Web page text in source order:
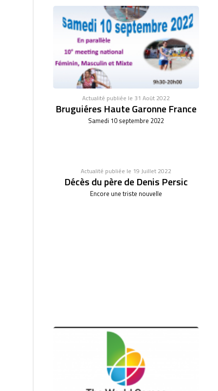
Actualité publiée le 31 Août 2022
Bruguiéres Haute Garonne France
Samedi 10 septembre 2022
Actualité publiée le 19 Juillet 2022
Décès du père de Denis Persic
Encore une triste nouvelle